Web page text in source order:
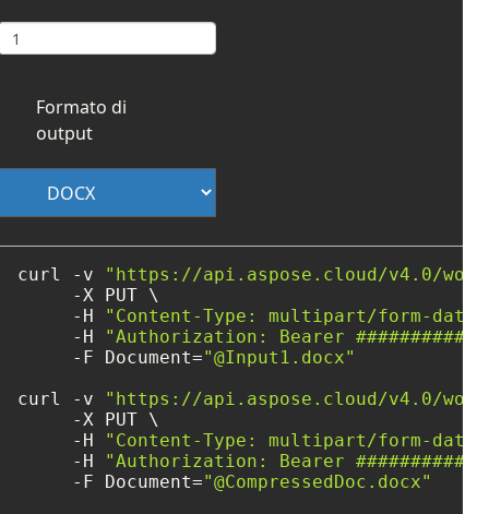
Formato di
output
curl -v
"https://api.aspose.cloud/v4.0/
     -X PUT \
     -H
"Content-Type: multipart/form-data"
     -H
"Authorization: Bearer
     -F Document=
"@Input1.docx"
curl -v
"https://api.aspose.cloud/v4.0/
     -X PUT \
     -H
"Content-Type: multipart/form-data"
     -H
"Authorization: Bearer
     -F Document=
"@CompressedDoc.docx"